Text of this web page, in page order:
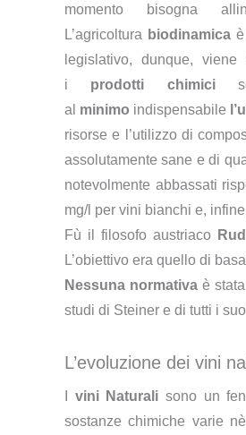
momento bisogna
L’agricoltura biodinamica
legislativo, dunque, viene
i prodotti chimici
al minimo indispensabile
risorse e l’utilizzo di
assolutamente sane e di
notevolmente abbassati
mg/l per vini bianchi e,
Fù il filosofo austriaco
L’obiettivo era quello di
Nessuna normativa è
studi di Steiner e di tutti i
L’evoluzione dei vini
vini Naturalisono un
sostanze chimiche varie